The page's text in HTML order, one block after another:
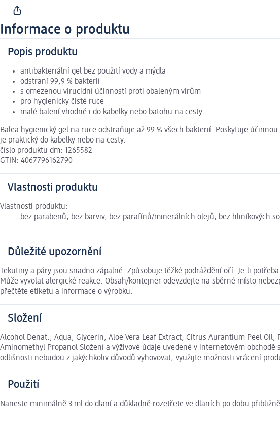
Informace o produktu
Popis produktu
antibakteriální gel bez použití vody a mýdla
odstraní 99,9 % bakterií
s omezenou virucidní účinností proti obaleným virům
pro hygienicky čisté ruce
malé balení vhodné i do kabelky nebo batohu na cesty
Balea hygienický gel na ruce odstraňuje až 99 % všech bakterií. Poskytuje
je praktický do kabelky nebo na cesty.
číslo produktu dm: 1265582
GTIN: 4067796162790
Vlastnosti produktu
Vlastnosti produktu:
bez parabenů, bez barviv, bez parafínů/minerálních olejů, bez hliníkových
Důležité upozornění
Tekutiny a páry jsou snadno zápalné. Způsobuje těžké podráždění očí. Je-li
Může vyvolat alergické reakce. Obsah/kontejner odevzdejte na sběrné místo
přečtěte etiketu a informace o výrobku.
Složení
Alcohol Denat., Aqua, Glycerin, Aloe Vera Leaf Extract, Citrus Aurantium Peel
Aminomethyl Propanol Složení a výživové údaje uvedené v internetovém
odlišnosti nebudou z jakýchkoliv důvodů vyhovovat, využijte možnosti vrácení
Použití
Naneste minimálně 3 ml do dlaní a důkladně rozetřete ve dlaních po dobu